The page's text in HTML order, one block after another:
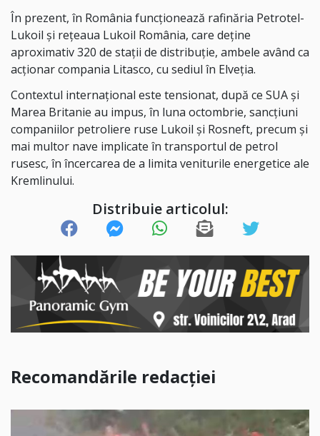
În prezent, în România funcţionează rafinăria Petrotel-
Lukoil şi reţeaua Lukoil România, care deţine
aproximativ 320 de staţii de distribuţie, ambele având ca
acţionar compania Litasco, cu sediul în Elveţia.
Contextul internaţional este tensionat, după ce SUA şi
Marea Britanie au impus, în luna octombrie, sancţiuni
companiilor petroliere ruse Lukoil şi Rosneft, precum şi
mai multor nave implicate în transportul de petrol
rusesc, în încercarea de a limita veniturile energetice ale
Kremlinului.
Distribuie articolul:
Recomandările redacției